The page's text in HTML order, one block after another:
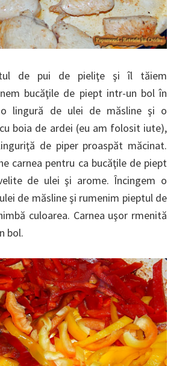
de pui de pieliţe şi îl tăiem
bucăţile de piept intr-un bol în
lingură de ulei de măsline şi o
boia de ardei (eu am folosit iute),
de piper proaspăt măcinat.
carnea pentru ca bucăţile de piept
de ulei şi arome. Încingem o
de măsline şi rumenim pieptul de
culoarea. Carnea uşor rmenită
bol.